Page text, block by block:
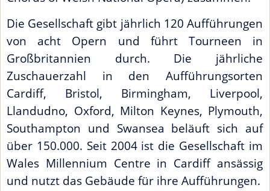
Die Gesellschaft gibt jährlich 120 Aufführungen
von acht Opern und führt Tourneen in
Großbritannien durch. Die jährliche
Zuschauerzahl in den Aufführungsorten
Cardiff, Bristol, Birmingham, Liverpool,
Llandudno, Oxford, Milton Keynes, Plymouth,
Southampton und Swansea beläuft sich auf
über 150.000. Seit 2004 ist die Gesellschaft im
Wales Millennium Centre in Cardiff ansässig
und nutzt das Gebäude für ihre Aufführungen.